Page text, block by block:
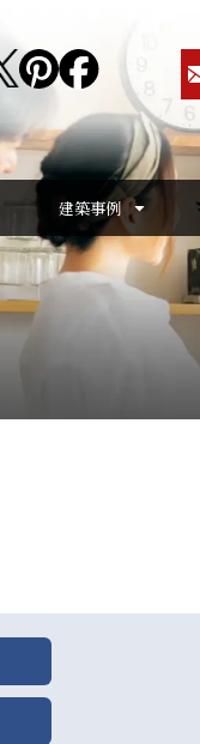
建築事例